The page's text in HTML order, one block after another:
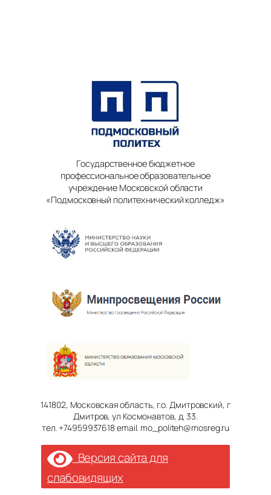
Государственное бюджетное
профессиональное образовательное
учреждение Московской области
«Подмосковный политехнический колледж»
141802, Московская область, г.о. Дмитровский, г
Дмитров, ул Космонавтов, д. 33.
тел. +74959937618 email. mo_politeh@mosreg.ru
Версия сайта для
слабовидящих